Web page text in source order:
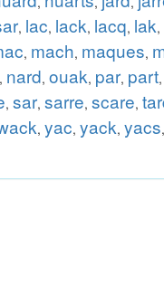
, lac, lack, lacq, lak,
, mach, maques,
, nard, ouak, par, part,
, sar, sarre, scare,
, yac, yack, yacs,